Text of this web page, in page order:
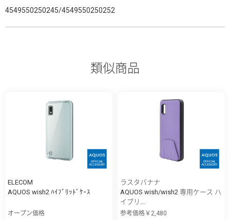
4549550250245/4549550250252
類似商品
ELECOM
AQUOS wish2 ﾊｲﾌﾞﾘｯﾄﾞｹｰｽ
オープン価格
ラスタバナナ
AQUOS wish/wish2 専用ケース ハ
イブリ...
参考価格￥2,480